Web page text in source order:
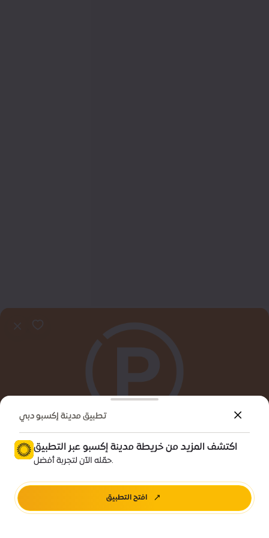
معلومات تهمك
تطبيق مدينة إكسبو دبي
اكتشف المزيد من خريطة مدينة إكسبو عبر التطبيق
حمّله الآن لتجربة أفضل.
افتح التطبيق